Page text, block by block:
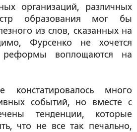
организаций, различных
образования мог бы
из слов, сказанных на
Фурсенко не хочется
реформы воплощаются на
много
событий, но вместе с
тенденции, которые
что не все так печально,